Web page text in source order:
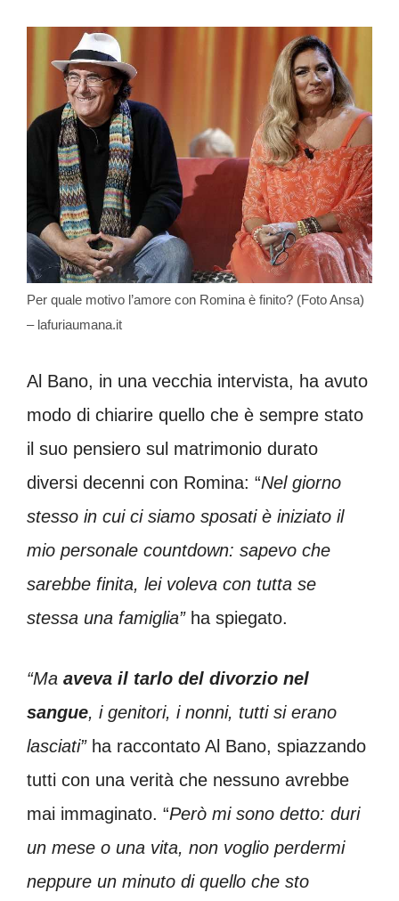
Per quale motivo l’amore con Romina è finito? (Foto Ansa)
– lafuriaumana.it
Al Bano, in una vecchia intervista, ha avuto
modo di chiarire quello che è sempre stato
il suo pensiero sul matrimonio durato
diversi decenni con Romina: “Nel giorno
stesso in cui ci siamo sposati è iniziato il
mio personale countdown: sapevo che
sarebbe finita, lei voleva con tutta se
stessa una famiglia”ha spiegato.
“Ma aveva il tarlo del divorzio nel
sangue, i genitori, i nonni, tutti si erano
lasciati” ha raccontato Al Bano, spiazzando
tutti con una verità che nessuno avrebbe
mai immaginato. “Però mi sono detto: duri
un mese o una vita, non voglio perdermi
neppure un minuto di quello che sto